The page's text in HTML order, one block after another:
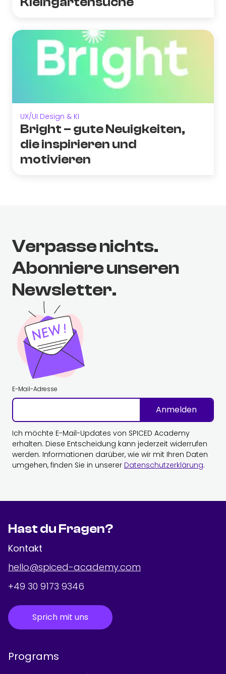
UX/UI Design & KI
Bright – gute Neuigkeiten,
die inspirieren und
motivieren
Verpasse nichts.
Abonniere unseren
Newsletter.
E-Mail-Adresse
Anmelden
Ich möchte E-Mail-Updates von SPICED Academy
erhalten. Diese Entscheidung kann jederzeit widerrufen
werden. Informationen darüber, wie wir mit Ihren Daten
umgehen, finden Sie in unserer Datenschutzerklärung.
Hast du Fragen?
Kontakt
hello@spiced-academy.com
+49 30 9173 9346
Sprich mit uns
Programs